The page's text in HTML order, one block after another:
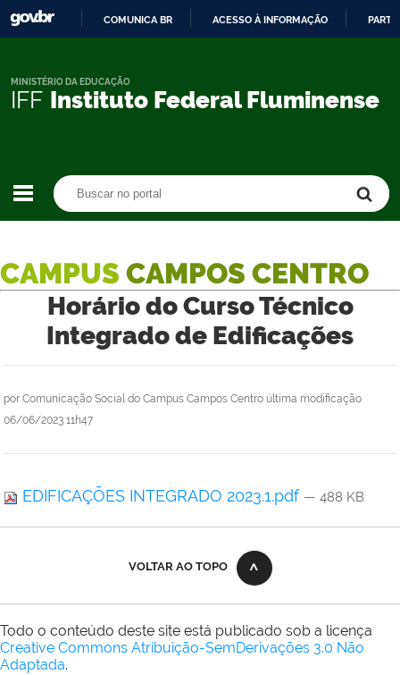
CONTEÚDO
COMUNICA BR ACESSO À INFORMAÇÃO
IFF Instituto Federal Fluminense
MINISTÉRIO DA EDUCAÇÃO
CAMPUS CAMPOS CENTRO
Horário do Curso Técnico
Integrado de Edificações
por Comunicação Social do Campus Campos Centro última modificação
06/06/2023 11h47
EDIFICAÇÕES INTEGRADO 2023.1.pdf — 488 KB
VOLTAR AO TOPO
Todo o conteúdo deste site está publicado sob a licença
Creative Commons Atribuição-SemDerivações 3.0 Não
Adaptada.